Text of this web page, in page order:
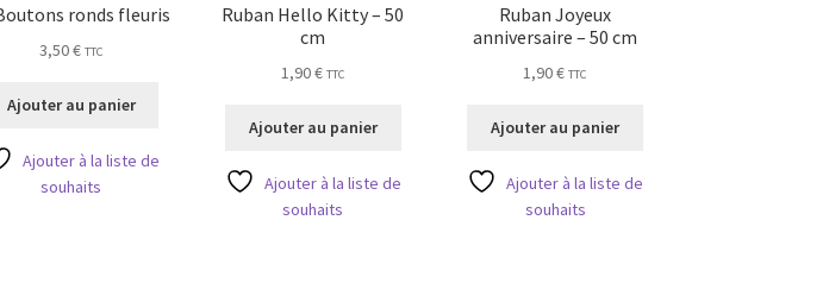
ronds fleuris
3,50€ TTC
Ajouter au panier
Ajouter à la liste de
souhaits
Ruban Hello Kitty – 50
cm
1,90€ TTC
Ajouter au panier
Ajouter à la liste de
souhaits
Ruban Joyeux
anniversaire – 50 cm
1,90€ TTC
Ajouter au panier
Ajouter à la liste de
souhaits